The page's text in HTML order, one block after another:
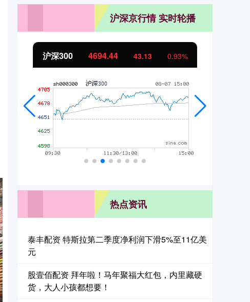
沪深京行情 实时轮播
北证50 1134.24 11.37 1.01%
热点资讯
泰丰配资 特斯拉第二季度净利润下滑5%至11亿美
元
股壹佰配资 拜年啦！马年聚福大红包，内里藏硬
货，大人小孩都想要！